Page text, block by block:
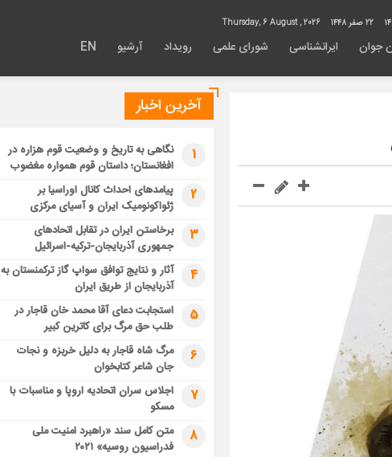
22 صفر 1448
جوان ایرانشناسی شورای علمی رویداد آرشیو EN
آخرین اخبار
1
نگاهی به تاریخ و وضعیت قوم هزاره در
افغانستان؛ داستان قوم همواره مغضوب
2
پیامدهای احداث کانال اوراسیا بر
ژئواکونومیک ایران و آسیای مرکزی
3
برخاستن ایران در تقابل اتحادهای
جمهوری آذربایجان-ترکیه-اسرائیل
4
آثار و نتایج توافق سواپ گاز ترکمنستان به
آذربایجان از طریق ایران
5
استجابت دعای آقا محمد خان قاجار در
طلب حق مرگ برای کاترین کبیر
6
مرگ شاه قاجار به دلیل خربزه و نجات
جان شاعر کتابخوان
7
اجلاس سران اتحادیه اروپا و مناسبات با
مسکو
8
متن کامل سند «راهبرد امنیت ملی
فدراسیون روسیه» ۲۰۲۱